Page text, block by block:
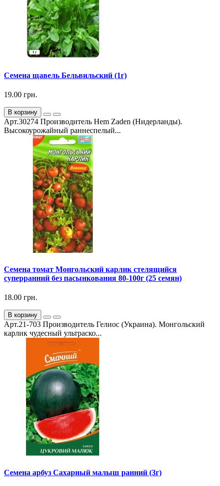
Семена щавель Бельвильский (1г)
19.00 грн.
В корзину
Арт.30274 Производитель Hem Zaden (Нидерланды).
Высокоурожайный раннеспелый...
Семена томат Монгольский карлик стелящийся
суперранний без пасынкования 80-100г (25 семян)
18.00 грн.
В корзину
Арт.21-703 Производитель Гелиос (Украина). Монгольский
карлик чудесный ультраско...
Семена арбуз Сахарный малыш ранний (3г)